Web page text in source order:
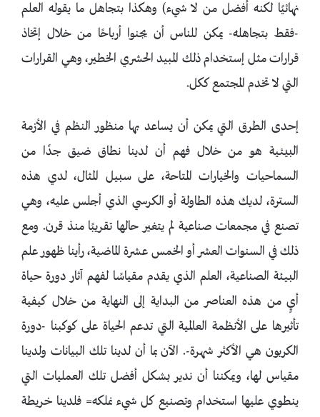
نهائيًا لكنه أفضل من لا شيء) وهكذا بتجاهل ما يقوله العلم
-فقط بتجاهله- يمكن للناس أن يجنوا أرباحًا من خلال إتخاذ
قرارات مثل إستخدام ذلك المبيد الحشري الخطير، وهي القرارات
التي لا تخدم المجتمع ككل.
إحدى الطرق التي يمكن أن يساعد بها منظور النظم في الأزمة
البيئية هو من خلال فهم أن لدينا نطاق ضيق جدًا من
السماحيات والخيارات المتاحة، على سبيل المثال، لدي هذه
السترة، لديك هذه الطاولة أو الكرسي الذي أجلس عليه، وهي
تصنع في مجمعات صناعية لم يتغير حالها تقريبًا منذ قرن. ومع
ذلك في السنوات العشر أو الخمس عشرة الماضية، رأينا ظهور علم
البيئة الصناعية، العلم الذي يقدم مقياسًا لفهم آثار دورة حياة
أيٍ من هذه العناصر من البداية إلى النهاية من خلال كيفية
تأثيرها على الأنظمة العالمية التي تدعم الحياة على كوكبنا -دورة
الكربون هي الأكثر شهرة-. الآن بما أن لدينا تلك البيانات ولدينا
مقياس لها، ويمكننا أن ندير بشكل أفضل تلك العمليات التي
ينطوي عليها استخدام وتصنيع كل شيء نملكه= فلدينا خريطة